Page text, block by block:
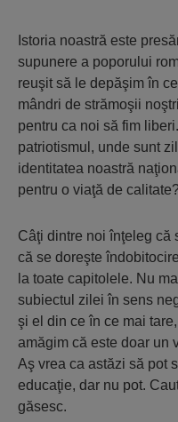
Istoria noastră este
supunere a poporului
reuşit să le depăşim în
mândri de strămoşii
pentru ca noi să fim
patriotismul, unde sunt
identitatea noastră
pentru o viaţă de
Câţi dintre noi înţeleg că
că se doreşte
la toate capitolele. Nu
subiectul zilei în sens
şi el din ce în ce mai
amăgim că este doar un
Aş vrea ca astăzi să pot
educaţie, dar nu pot.
găsesc.